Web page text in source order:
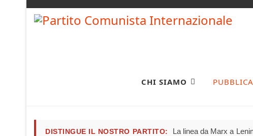
CHI SIAMO
DISTINGUE IL NOSTRO PARTITO:
La linea da Marx a